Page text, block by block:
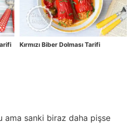
Kırmızı Biber Dolması Tarifi
ama sanki biraz daha pişse